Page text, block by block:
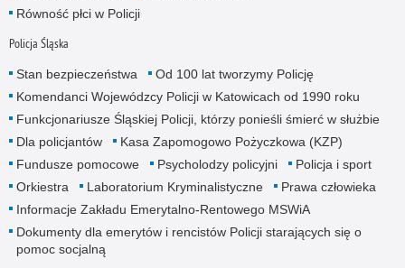
Równość płci w Policji
Policja Śląska
Stan bezpieczeństwa
Od 100 lat tworzymy Policję
Komendanci Wojewódzcy Policji w Katowicach od 1990 roku
Funkcjonariusze Śląskiej Policji, którzy ponieśli śmierć w służbie
Dla policjantów
Kasa Zapomogowo Pożyczkowa (KZP)
Fundusze pomocowe
Psycholodzy policyjni
Policja i sport
Orkiestra
Laboratorium Kryminalistyczne
Prawa człowieka
Informacje Zakładu Emerytalno-Rentowego MSWiA
Dokumenty dla emerytów i rencistów Policji starających się o
pomoc socjalną